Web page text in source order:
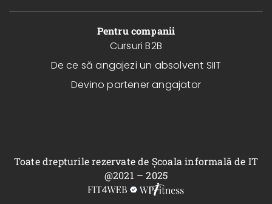
Pentru companii
Cursuri B2B
De ce să angajezi un absolvent SIIT
Devino partener angajator
Toate drepturile rezervate de Școala informală de IT
@2021 – 2025